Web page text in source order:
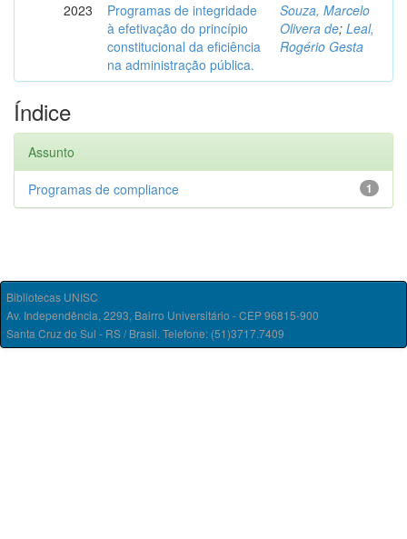
2023
Programas de integridade
à efetivação do princípio
constitucional da eficiência
na administração pública.
Souza, Marcelo
Olivera de; Leal,
Rogério Gesta
Índice
Assunto
1
Programas de compliance
Bibliotecas UNISC
Av. Independência, 2293, Bairro Universitário - CEP 96815-900
Santa Cruz do Sul - RS / Brasil. Telefone: (51)3717.7409